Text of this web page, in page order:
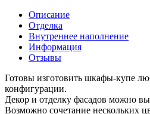
Описание
Отделка
Внутреннее наполнение
Информация
Отзывы
Готовы изготовить шкафы-купе
конфигурации.
Декор и отделку фасадов можно
Возможно сочетание нескольких